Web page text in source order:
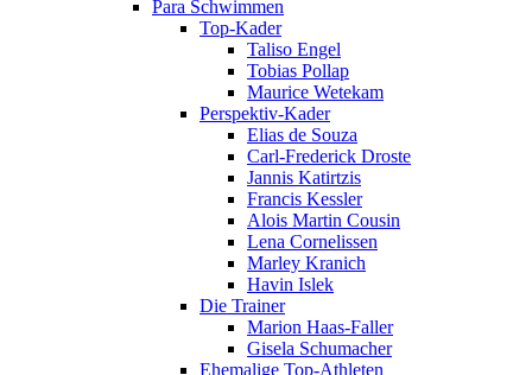
Para Schwimmen
Top-Kader
Taliso Engel
Tobias Pollap
Maurice Wetekam
Perspektiv-Kader
Elias de Souza
Carl-Frederick Droste
Jannis Katirtzis
Francis Kessler
Alois Martin Cousin
Lena Cornelissen
Marley Kranich
Havin Islek
Die Trainer
Marion Haas-Faller
Gisela Schumacher
Ehemalige Top-Athleten